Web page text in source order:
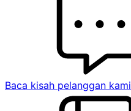
Baca kisah pelanggan kami